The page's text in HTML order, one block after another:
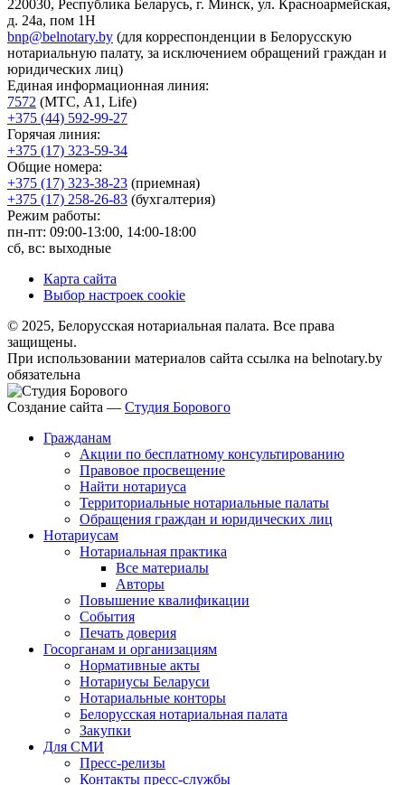
220030, Республика Беларусь, г. Минск, ул. Красноармейская,
д. 24а, пом 1Н
bnp@belnotary.by (для корреспонденции в Белорусскую
нотариальную палату, за исключением обращений граждан и
юридических лиц)
Единая информационная линия:
7572 (МТС, A1, Life)
+375 (44) 592-99-27
Горячая линия:
+375 (17) 323-59-34
Общие номера:
+375 (17) 323-38-23 (приемная)
+375 (17) 258-26-83 (бухгалтерия)
Режим работы:
пн-пт: 09:00-13:00, 14:00-18:00
сб, вс: выходные
Карта сайта
Выбор настроек cookie
© 2025, Белорусская нотариальная палата. Все права
защищены.
При использовании материалов сайта ссылка на belnotary.by
обязательна
Создание сайта — Студия Борового
Гражданам
Акции по бесплатному консультированию
Правовое просвещение
Найти нотариуса
Территориальные нотариальные палаты
Обращения граждан и юридических лиц
Нотариусам
Нотариальная практика
Все материалы
Авторы
Повышение квалификации
События
Печать доверия
Госорганам и организациям
Нормативные акты
Нотариусы Беларуси
Нотариальные конторы
Белорусская нотариальная палата
Закупки
Для СМИ
Пресс-релизы
Контакты пресс-службы